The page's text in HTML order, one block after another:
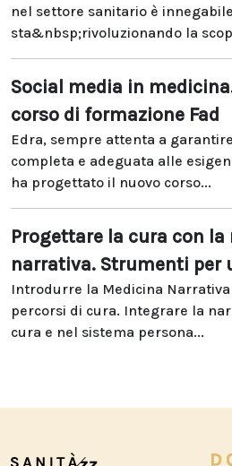
nel settore sanitario è
sta&nbsp;rivoluzionando la
Social media in
corso di formazione Fad
Edra, sempre attenta a
completa e adeguata alle
ha progettato il nuovo corso...
Progettare la cura con la
narrativa. Strumenti per
Introdurre la Medicina
percorsi di cura. Integrare la
cura e nel sistema persona...